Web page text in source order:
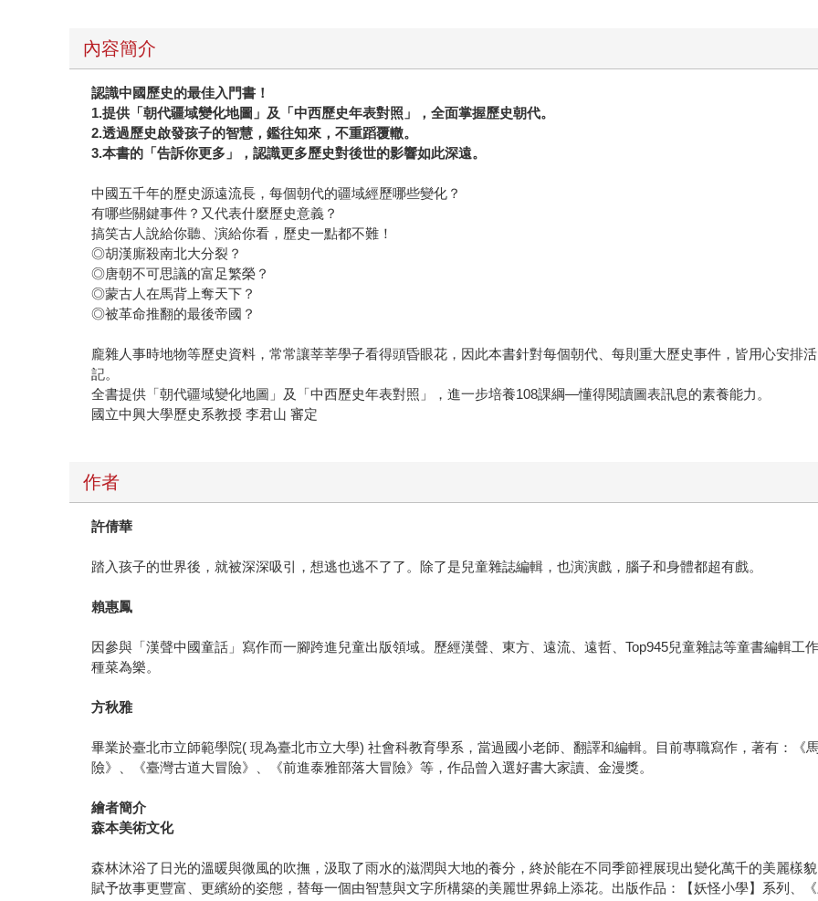
內容簡介
認識中國歷史的最佳入門書！
1.提供「朝代疆域變化地圖」及「中西歷史年表對照」，全面掌握歷史朝代。
2.透過歷史啟發孩子的智慧，鑑往知來，不重蹈覆轍。
3.本書的「告訴你更多」，認識更多歷史對後世的影響如此深遠。
中國五千年的歷史源遠流長，每個朝代的疆域經歷哪些變化？
有哪些關鍵事件？又代表什麼歷史意義？
搞笑古人說給你聽、演給你看，歷史一點都不難！
◎胡漢廝殺南北大分裂？
◎唐朝不可思議的富足繁榮？
◎蒙古人在馬背上奪天下？
◎被革命推翻的最後帝國？
龐雜人事時地物等歷史資料，常常讓莘莘學子看得頭昏眼花，因此本書針對每個朝代、每則重大歷史事件，皆用心安排
記。
全書提供「朝代疆域變化地圖」及「中西歷史年表對照」，進一步培養108課綱—懂得閱讀圖表訊息的素養能力。
國立中興大學歷史系教授 李君山 審定
作者
許倩華
踏入孩子的世界後，就被深深吸引，想逃也逃不了了。除了是兒童雜誌編輯，也演演戲，腦子和身體都超有戲。
賴惠鳳
因參與「漢聲中國童話」寫作而一腳跨進兒童出版領域。歷經漢聲、東方、遠流、遠哲、Top945兒童雜誌等童書編輯工
種菜為樂。
方秋雅
畢業於臺北市立師範學院( 現為臺北市立大學) 社會科教育學系，當過國小老師、翻譯和編輯。目前專職寫作，著有：《
險》、《臺灣古道大冒險》、《前進泰雅部落大冒險》等，作品曾入選好書大家讀、金漫獎。
繪者簡介
森本美術文化
森林沐浴了日光的溫暖與微風的吹撫，汲取了雨水的滋潤與大地的養分，終於能在不同季節裡展現出變化萬千的美麗樣
賦予故事更豐富、更繽紛的姿態，替每一個由智慧與文字所構築的美麗世界錦上添花。出版作品：【妖怪小學】系列、